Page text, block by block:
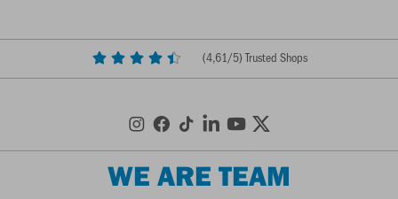
(4,61/5) Trusted Shops
WE ARE TEAM